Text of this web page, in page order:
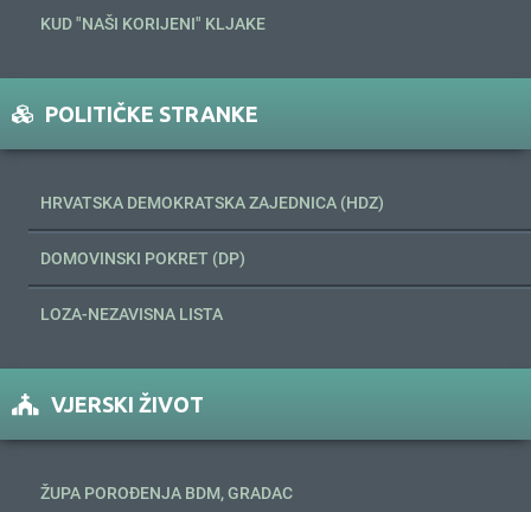
KUD "NAŠI KORIJENI" KLJAKE
POLITIČKE STRANKE
HRVATSKA DEMOKRATSKA ZAJEDNICA (HDZ)
DOMOVINSKI POKRET (DP)
LOZA-NEZAVISNA LISTA
VJERSKI ŽIVOT
ŽUPA POROĐENJA BDM, GRADAC